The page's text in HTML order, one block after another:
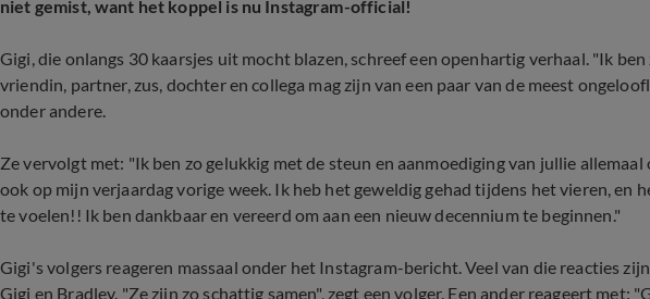
niet gemist, want het koppel is nu Instagram-official!
Gigi, die onlangs 30 kaarsjes uit mocht blazen, schreef een openhartig verhaal. "Ik
vriendin, partner, zus, dochter en collega mag zijn van een paar van de meest
onder andere.
Ze vervolgt met: "Ik ben zo gelukkig met de steun en aanmoediging van jullie allemaal
ook op mijn verjaardag vorige week. Ik heb het geweldig gehad tijdens het vieren, en
te voelen!! Ik ben dankbaar en vereerd om aan een nieuw decennium te beginnen."
Gigi's volgers reageren massaal onder het Instagram-bericht. Veel van die reacties
Gigi en Bradley. "Ze zijn zo schattig samen", zegt een volger. Een ander reageert met: